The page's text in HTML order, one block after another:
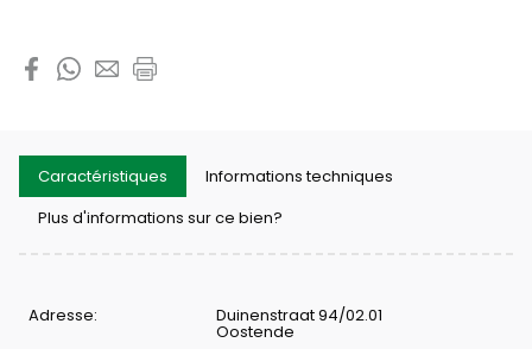
Partager cette propriété
Caractéristiques
Informations techniques
Plus d'informations sur ce bien?
Caractéristiques
Adresse: Duinenstraat 94/02.01
Oostende